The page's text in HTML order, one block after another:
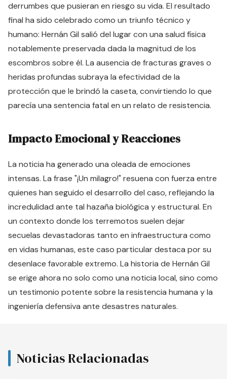
derrumbes que pusieran en riesgo su vida. El resultado
final ha sido celebrado como un triunfo técnico y
humano: Hernán Gil salió del lugar con una salud física
notablemente preservada dada la magnitud de los
escombros sobre él. La ausencia de fracturas graves o
heridas profundas subraya la efectividad de la
protección que le brindó la caseta, convirtiendo lo que
parecía una sentencia fatal en un relato de resistencia.
Impacto Emocional y Reacciones
La noticia ha generado una oleada de emociones
intensas. La frase "¡Un milagro!" resuena con fuerza entre
quienes han seguido el desarrollo del caso, reflejando la
incredulidad ante tal hazaña biológica y estructural. En
un contexto donde los terremotos suelen dejar
secuelas devastadoras tanto en infraestructura como
en vidas humanas, este caso particular destaca por su
desenlace favorable extremo. La historia de Hernán Gil
se erige ahora no solo como una noticia local, sino como
un testimonio potente sobre la resistencia humana y la
ingeniería defensiva ante desastres naturales.
Noticias Relacionadas